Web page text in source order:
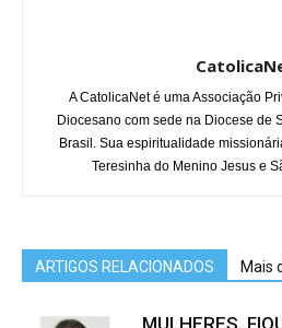
A CatolicaNet é uma Associação
Diocesano com sede na Diocese de
Brasil. Sua espiritualidade
Teresinha do Menino Jesus e
ARTIGOS RELACIONADOS Mais
MULHERES,